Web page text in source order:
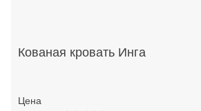
Кованая кровать Инга